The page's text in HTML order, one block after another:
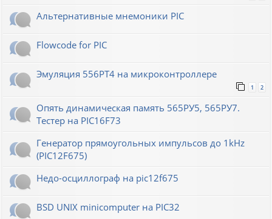
Альтернативные мнемоники PIC
Flowcode for PIC
Эмуляция 556РТ4 на микроконтроллере
1 2
Опять динамическая память 565РУ5, 565РУ7.
Тестер на PIC16F73
Генератор прямоугольных импульсов до 1kHz
(PIC12F675)
Недо-осциллограф на pic12f675
BSD UNIX minicomputer на PIC32